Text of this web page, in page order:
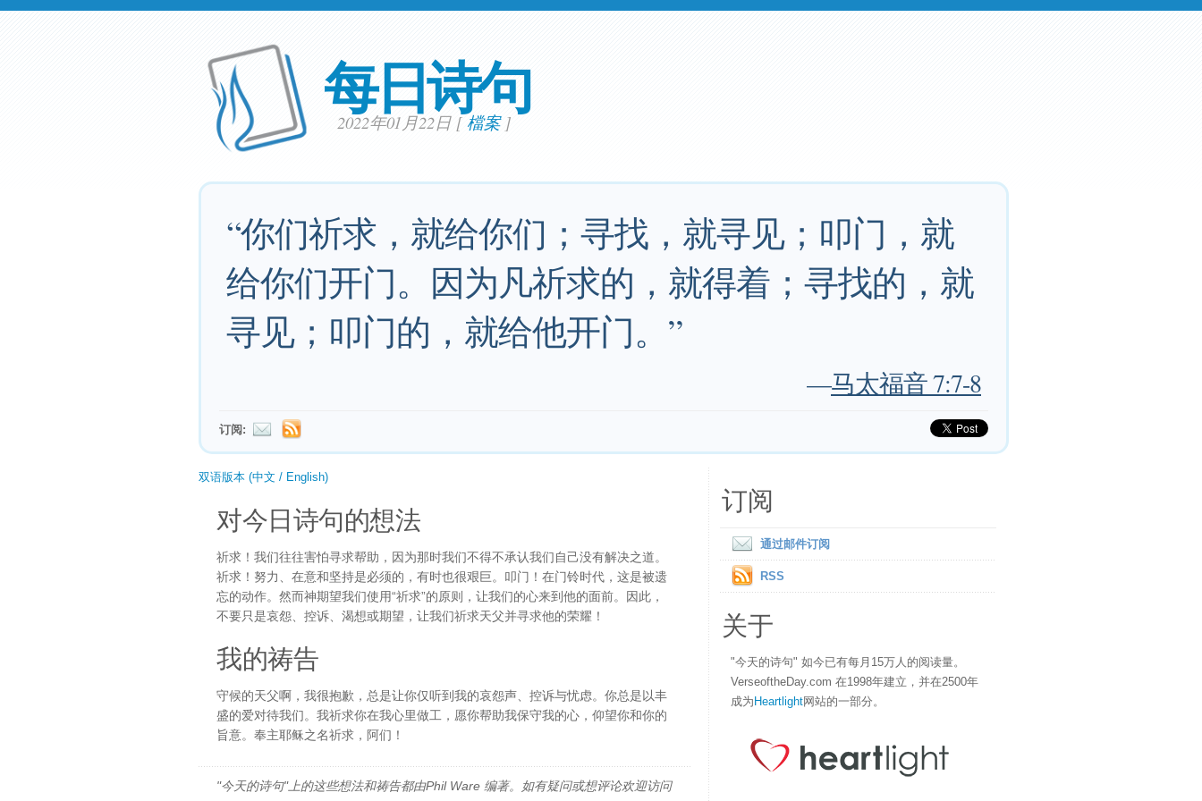
每日诗句
2022年01月22日 [檔案]
“你们祈求，就给你们；寻找，就寻见；叩门，就
给你们开门。因为凡祈求的，就得着；寻找的，就
寻见；叩门的，就给他开门。”
—马太福音 7:7-8
订阅:
双语版本 (中文 / English)
对今日诗句的想法
祈求！我们往往害怕寻求帮助，因为那时我们不得不承认我们自己没有解决之道。
祈求！努力、在意和坚持是必须的，有时也很艰巨。叩门！在门铃时代，这是被遗
忘的动作。然而神期望我们使用“祈求”的原则，让我们的心来到他的面前。因此，
不要只是哀怨、控诉、渴想或期望，让我们祈求天父并寻求他的荣耀！
我的祷告
守候的天父啊，我很抱歉，总是让你仅听到我的哀怨声、控诉与忧虑。你总是以丰
盛的爱对待我们。我祈求你在我心里做工，愿你帮助我保守我的心，仰望你和你的
旨意。奉主耶稣之名祈求，阿们！
"今天的诗句"上的这些想法和祷告都由Phil Ware 编著。如有疑问或想评论欢迎访问
订阅
通过邮件订阅
RSS
关于
"今天的诗句" 如今已有每月15万人的阅读量。
VerseoftheDay.com 在1998年建立，并在2500年
成为 Heartlight网站的一部分。